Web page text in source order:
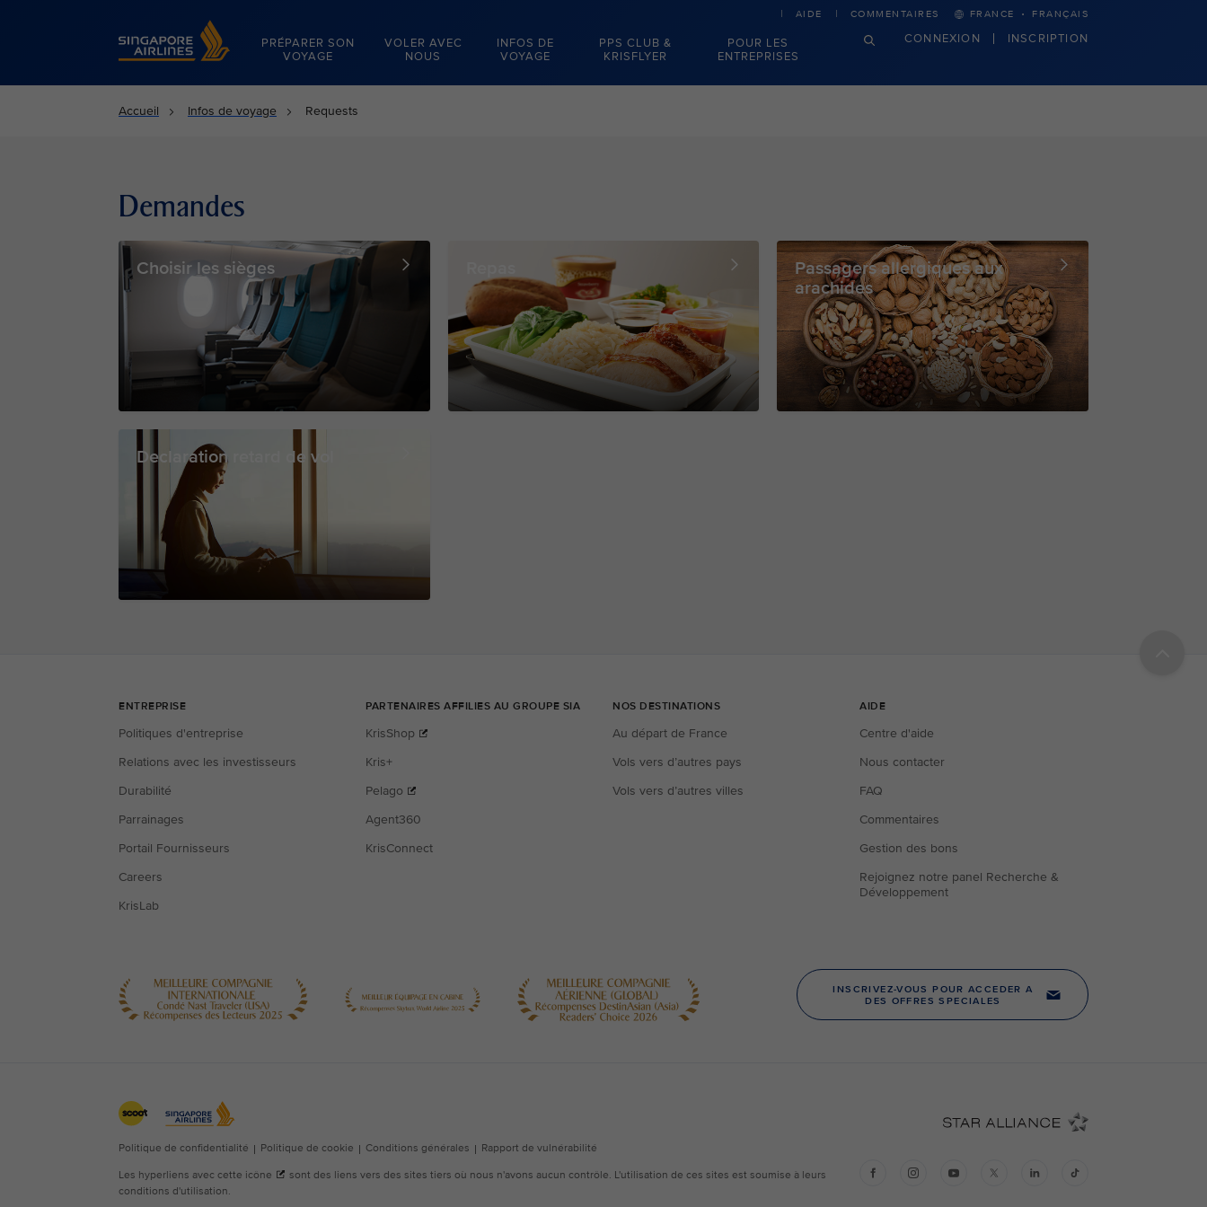
Singapore Airlines Home
PRÉPARER SON
VOYAGE
VOLER AVEC
NOUS
INFOS DE
VOYAGE
PPS CLUB &
KRISFLYER
POUR LES
ENTREPRISES
AIDE COMMENTAIRES FRANCE · FRANÇAIS
CONNEXION INSCRIPTION
Accueil Infos de voyage Requests
Demandes
Choisir les sièges
Passagers allergiques aux
arachides
Declaration retard de vol